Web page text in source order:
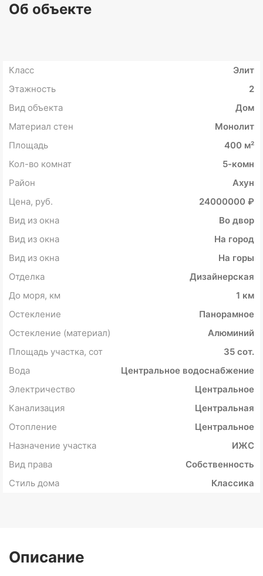
Об объекте
Класс
Элит
Этажность
2
Вид объекта
Дом
Материал стен
Монолит
Площадь
400 м²
Кол-во комнат
5-комн
Район
Ахун
Цена, руб.
24000000 ₽
Вид из окна
Во двор
Вид из окна
На город
Вид из окна
На горы
Отделка
Дизайнерская
До моря, км
1 км
Остекление
Панорамное
Остекление (материал)
Алюминий
Площадь участка, сот
35 сот.
Вода
Центральное водоснабжение
Электричество
Центральное
Канализация
Центральная
Отопление
Центральное
Назначение участка
ИЖС
Вид права
Собственность
Стиль дома
Классика
Описание